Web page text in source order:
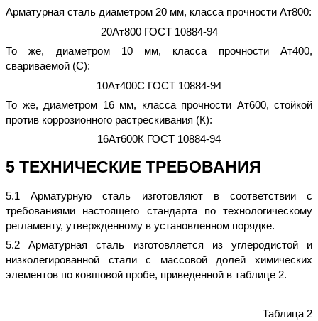
Арматурная сталь диаметром 20 мм, класса прочности Ат800:
20Ат800 ГОСТ 10884-94
То же, диаметром 10 мм, класса прочности Ат400,
свариваемой (С):
10Ат400С ГОСТ 10884-94
То же, диаметром 16 мм, класса прочности Ат600, стойкой
против коррозионного растрескивания (К):
16Ат600К ГОСТ 10884-94
5 ТЕХНИЧЕСКИЕ ТРЕБОВАНИЯ
5.1 Арматурную сталь изготовляют в соответствии с
требованиями настоящего стандарта по технологическому
регламенту, утвержденному в установленном порядке.
5.2 Арматурная сталь изготовляется из углеродистой и
низколегированной стали с массовой долей химических
элементов по ковшовой пробе, приведенной в таблице 2.
Таблица 2